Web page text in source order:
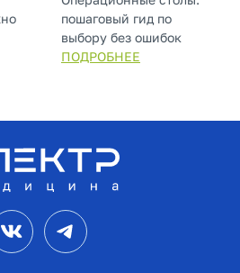
пошаговый гид по
выбору без ошибок
ПОДРОБНЕЕ
VK